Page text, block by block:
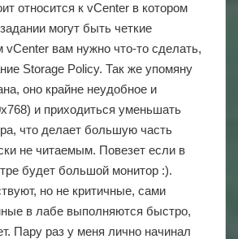
относится к vCenter в котором
могут быть четкие
vCenter вам нужно что-то сделать,
Storage Policy. Так же упомяну
оно крайне неудобное и
и приходиться уменьшать
что делает большую часть
не читаемым. Повезет если в
будет большой монитор :).
но не критичные, сами
в лабе выполняются быстро,
Пару раз у меня лично начинал